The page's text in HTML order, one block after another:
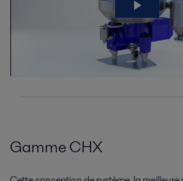
Gamme CHX